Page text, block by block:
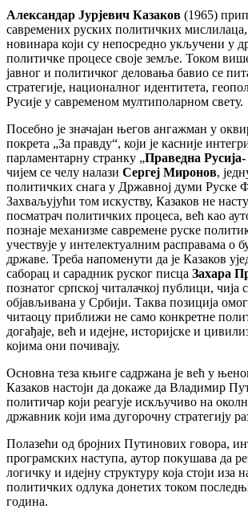
Александар Јурјевич Казаков (1965)
савремених руских политичких
новинара који су непосредно укључени у
политичке процесе своје земље. Током
јавног и политичког деловања бавио се
стратегије, националног идентитета,
Русије у савременом мултиполарном свету.
Посебно је значајан његов ангажман у
покрета „За правду“, који је касније
парламентарну странку „Праведна
чијем се челу налази Сергеј Миронов,
политичких снага у Државној думи Руске
Захваљујући том искуству, Казаков не
посматрач политичких процеса, већ као
познаје механизме савремене руске
учествује у интелектуалним расправама о
државе. Треба напоменути да је Казаков
саборац и сарадник руског писца Захара
познатог српској читалачкој публици, чија
објављивана у Србији. Таква позиција
читаоцу приближи не само конкретне
догађаје, већ и идејне, историјске и
којима они почивају.
Основна теза књиге садржана је већ у
Казаков настоји да докаже да Владимир
политичар који реагује искључиво на
државник који има дугорочну стратегију
Полазећи од бројних Путинових говора,
програмских наступа, аутор покушава да
логичку и идејну структуру која стоји иза
политичких одлука донетих током
година.